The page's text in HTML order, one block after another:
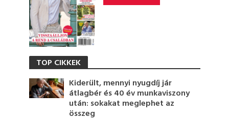
TOP CIKKEK
Kiderült, mennyi nyugdíj jár
átlagbér és 40 év munkaviszony
után: sokakat meglephet az
összeg